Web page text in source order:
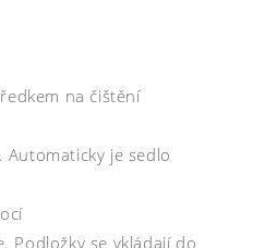
na čištění
je sedlo
Podložky se vkládají do